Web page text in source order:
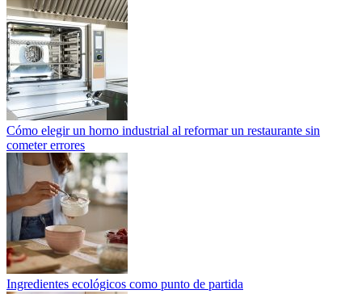
Cómo elegir un horno industrial al reformar un restaurante sin
cometer errores
Ingredientes ecológicos como punto de partida